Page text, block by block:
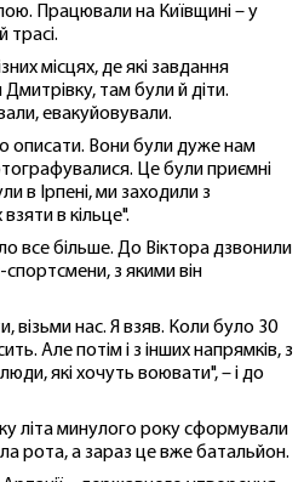
Працювали на Київщині – у
трасі.
місцях, де які завдання
там були й діти.
евакуйовували.
описати. Вони були дуже нам
Це були приємні
в Ірпені, ми заходили з
в кільце".
все більше. До Віктора дзвонили
з якими він
нас. Я взяв. Коли було 30
Але потім і з інших напрямків, з
які хочуть воювати", – і до
літа минулого року сформували
рота, а зараз це вже батальйон.